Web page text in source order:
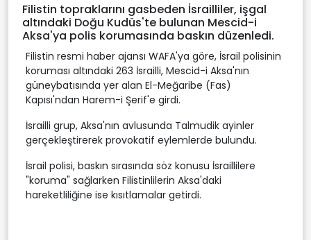
Filistin topraklarını gasbeden İsrailliler, işgal
altındaki Doğu Kudüs'te bulunan Mescid-i
Aksa'ya polis korumasında baskın düzenledi.
Filistin resmi haber ajansı WAFA'ya göre, İsrail polisinin
koruması altındaki 263 İsrailli, Mescid-i Aksa'nın
güneybatısında yer alan El-Meğaribe (Fas)
Kapısı'ndan Harem-i Şerif'e girdi.
İsrailli grup, Aksa'nın avlusunda Talmudik ayinler
gerçekleştirerek provokatif eylemlerde bulundu.
İsrail polisi, baskın sırasında söz konusu İsraillilere
"koruma" sağlarken Filistinlilerin Aksa'daki
hareketliliğine ise kısıtlamalar getirdi.